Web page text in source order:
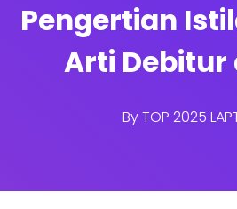
Pengertian
Arti Debitur
ByTOP 2025